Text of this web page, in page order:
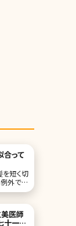
合って
を短く切
外では
グヘアを
すると
ってた
医師
十一